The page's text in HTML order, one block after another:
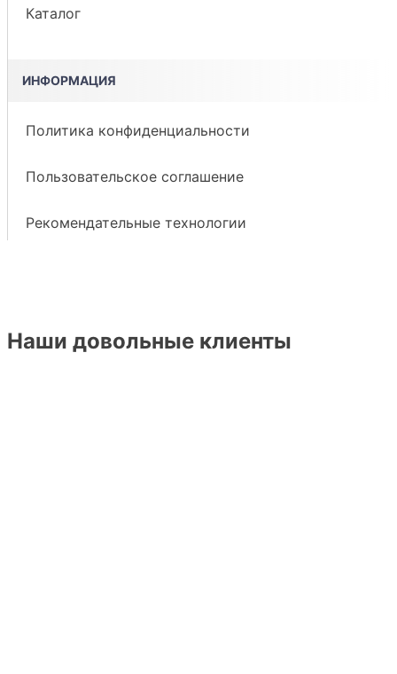
Каталог
ИНФОРМАЦИЯ
Политика конфиденциальности
Пользовательское соглашение
Рекомендательные технологии
Наши довольные клиенты